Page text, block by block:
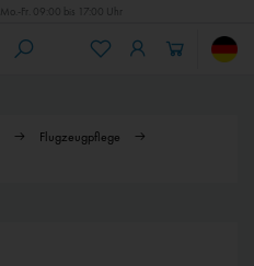
Mo.-Fr. 09:00 bis 17:00 Uhr
Flugzeugpflege